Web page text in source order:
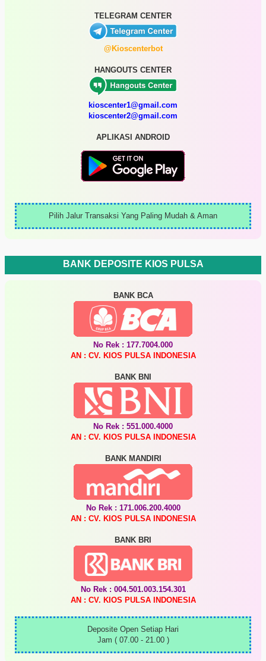
TELEGRAM CENTER
@Kioscenterbot
HANGOUTS CENTER
kioscenter1@gmail.com
kioscenter2@gmail.com
APLIKASI ANDROID
Pilih Jalur Transaksi Yang Paling Mudah & Aman
BANK DEPOSITE KIOS PULSA
BANK BCA
No Rek : 177.7004.000
AN : CV. KIOS PULSA INDONESIA
BANK BNI
No Rek : 551.000.4000
AN : CV. KIOS PULSA INDONESIA
BANK MANDIRI
No Rek : 171.006.200.4000
AN : CV. KIOS PULSA INDONESIA
BANK BRI
No Rek : 004.501.003.154.301
AN : CV. KIOS PULSA INDONESIA
Deposite Open Setiap Hari
Jam ( 07.00 - 21.00 )